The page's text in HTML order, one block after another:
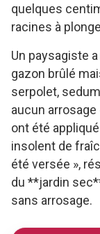
quelques
racines à
Un paysagiste
gazon brûlé
serpolet,
aucun
ont été
insolent de
été versée »,
du **jardin
sans arrosage.